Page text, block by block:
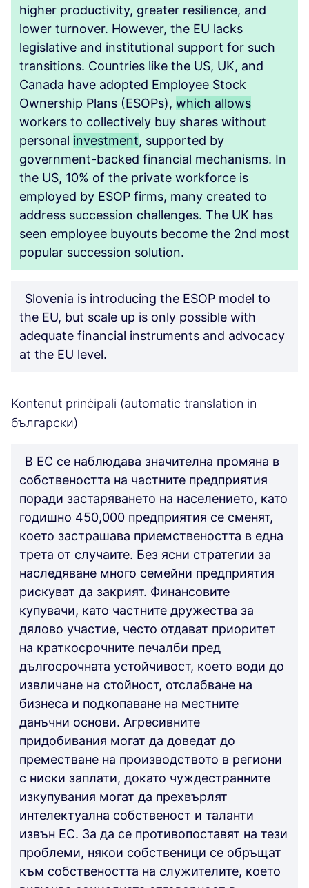
higher productivity, greater resilience, and
lower turnover. However, the EU lacks
legislative and institutional support for such
transitions. Countries like the US, UK, and
Canada have adopted Employee Stock
Ownership Plans (ESOPs), which allows
workers to collectively buy shares without
personal investment, supported by
government-backed financial mechanisms. In
the US, 10% of the private workforce is
employed by ESOP firms, many created to
address succession challenges. The UK has
seen employee buyouts become the 2nd most
popular succession solution.
Slovenia is introducing the ESOP model to
the EU, but scale up is only possible with
adequate financial instruments and advocacy
at the EU level.
Kontenut prinċipali (automatic translation in
български)
В ЕС се наблюдава значителна промяна в
собствеността на частните предприятия
поради застаряването на населението, като
годишно 450,000 предприятия се сменят,
което застрашава приемствеността в една
трета от случаите. Без ясни стратегии за
наследяване много семейни предприятия
рискуват да закрият. Финансовите
купувачи, като частните дружества за
дялово участие, често отдават приоритет
на краткосрочните печалби пред
дългосрочната устойчивост, което води до
извличане на стойност, отслабване на
бизнеса и подкопаване на местните
данъчни основи. Агресивните
придобивания могат да доведат до
преместване на производството в региони
с ниски заплати, докато чуждестранните
изкупувания могат да прехвърлят
интелектуална собственост и таланти
извън ЕС. За да се противопоставят на тези
проблеми, някои собственици се обръщат
към собствеността на служителите, което